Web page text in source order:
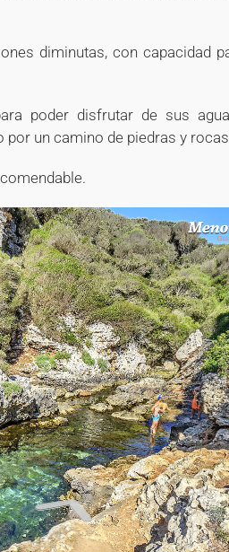
diminutas, con capacidad
poder disfrutar de sus
por un camino de piedras y